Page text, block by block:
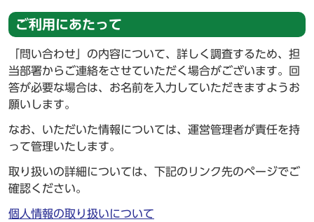
ご利用にあたって
「問い合わせ」の内容について、詳しく調査するため、担
当部署からご連絡をさせていただく場合がございます。回
答が必要な場合は、お名前を入力していただきますようお
願いします。
なお、いただいた情報については、運営管理者が責任を持
って管理いたします。
取り扱いの詳細については、下記のリンク先のページでご
確認ください。
個人情報の取り扱いについて